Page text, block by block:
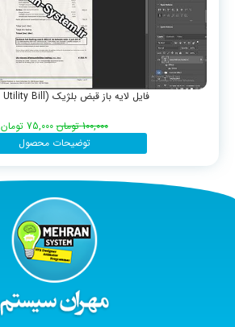
فایل لایه باز قبض بلژیک (Belgium Utility Bill)
100,000 تومان 75,000 تومان
توضیحات محصول